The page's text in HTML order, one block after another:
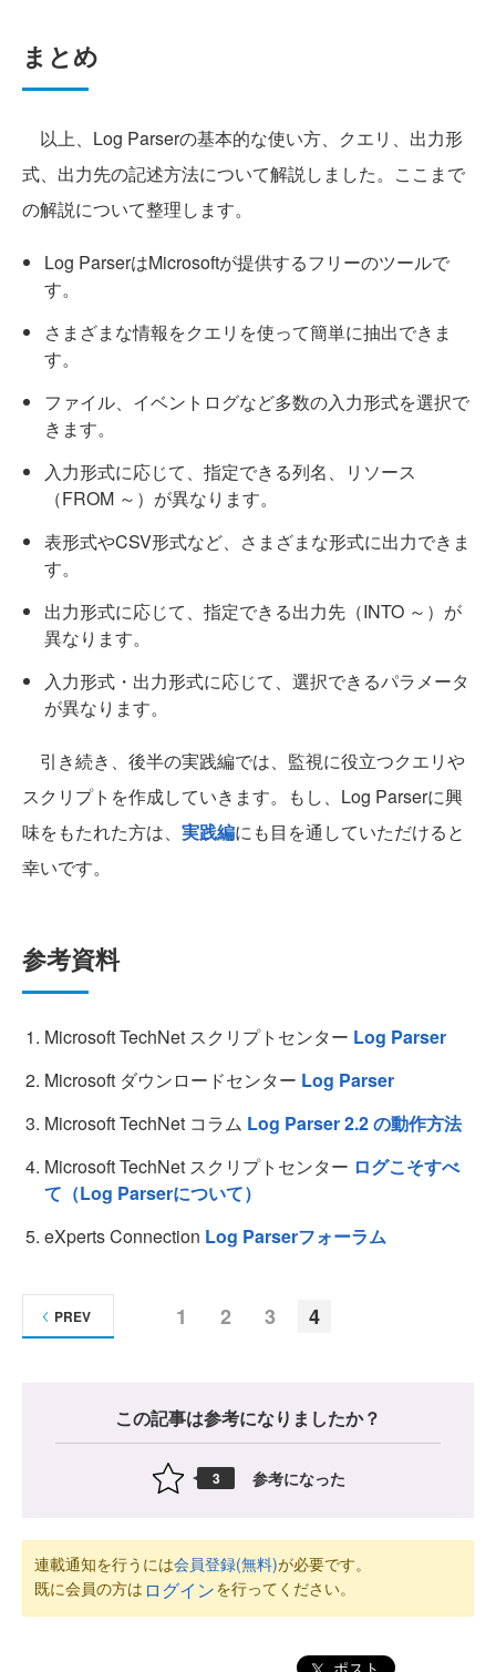
まとめ
以上、Log Parserの基本的な使い方、クエリ、出力形
式、出力先の記述方法について解説しました。ここまで
の解説について整理します。
Log ParserはMicrosoftが提供するフリーのツールで
す。
さまざまな情報をクエリを使って簡単に抽出できま
す。
ファイル、イベントログなど多数の入力形式を選択で
きます。
入力形式に応じて、指定できる列名、リソース
（FROM ～）が異なります。
表形式やCSV形式など、さまざまな形式に出力できま
す。
出力形式に応じて、指定できる出力先（INTO ～）が
異なります。
入力形式・出力形式に応じて、選択できるパラメータ
が異なります。
引き続き、後半の実践編では、監視に役立つクエリや
スクリプトを作成していきます。もし、Log Parserに興
味をもたれた方は、 実践編にも目を通していただけると
幸いです。
参考資料
Microsoft TechNet スクリプトセンター Log Parser
Microsoft ダウンロードセンター Log Parser
Microsoft TechNet コラム Log Parser 2.2 の動作方法
Microsoft TechNet スクリプトセンター ログこそすべ
て（Log Parserについて）
eXperts Connection Log Parserフォーラム
1 2 3 4
PREV
この記事は参考になりましたか？
3 参考になった
連載通知を行うには会員登録(無料)が必要です。
既に会員の方は ログインを行ってください。